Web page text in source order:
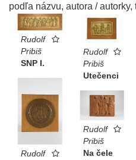
podľa názvu, autora / autorky,
Rudolf
Pribiš
SNP I.
Rudolf
Pribiš
Utečenci
Rudolf
Rudolf
Pribiš
Na čele